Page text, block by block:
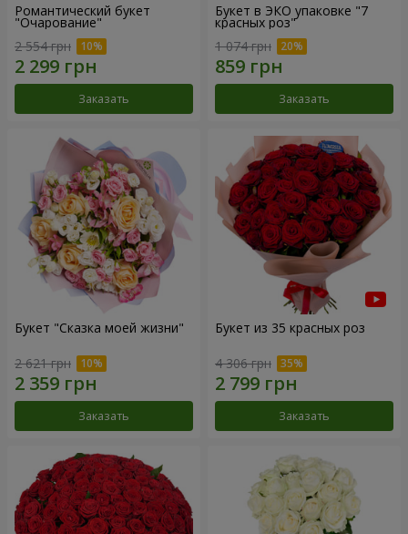
Романтический букет
"Очарование"
2 554 грн
Заказать
Букет в ЭКО упаковке "7
красных роз"
1 074 грн
Заказать
Букет "Сказка моей жизни"
2 621 грн
Заказать
Букет из 35 красных роз
4 306 грн
Заказать